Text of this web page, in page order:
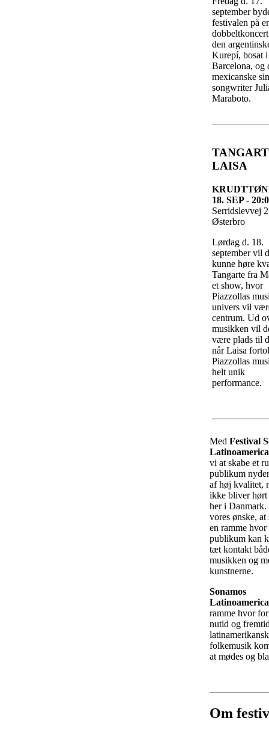
september
festivalen på
den
Kurepí, bosat i
Barcelona, og
mexicanske
songwriter
Maraboto.
LAISA
18. SEP -
Serridslevvej
Østerbro
Lørdag d. 18.
september vil
kunne høre
Tangarte fra
et show, hvor
Piazzollas
univers vil
centrum. Ud
musikken vil
være plads til
når Laisa
Piazzollas
helt unik
performance.
Med Festival
Latinoamerica
vi at skabe et
publikum
af høj kvalitet,
ikke bliver hørt
her i Danmark.
vores ønske, at
en ramme hvor
publikum kan
tæt kontakt
musikken og
kunstnerne.
Sonamos
Latinoamerica
ramme hvor
nutid og
latinamerikansk
folkemusik
at mødes og
Om